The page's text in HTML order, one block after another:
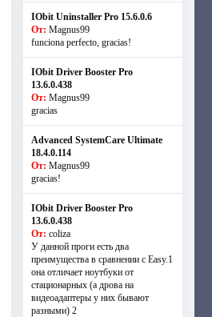
IObit Uninstaller Pro 15.6.0.6
От: Magnus99
funciona perfecto, gracias!
IObit Driver Booster Pro
13.6.0.438
От: Magnus99
gracias
Advanced SystemCare Ultimate
18.4.0.114
От: Magnus99
gracias!
IObit Driver Booster Pro
13.6.0.438
От: coliza
У данной проги есть два
преимущества в сравнении с Easy.1
она отличает ноутбуки от
стационарных (а дрова на
видеоадаптеры у них бывают
разными) 2